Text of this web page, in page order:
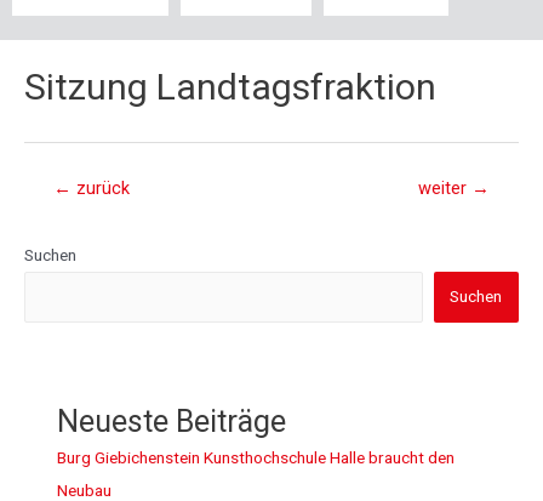
Sitzung Landtagsfraktion
← zurück weiter →
Suchen
Suchen
Neueste Beiträge
Burg Giebichenstein Kunsthochschule Halle braucht den
Neubau